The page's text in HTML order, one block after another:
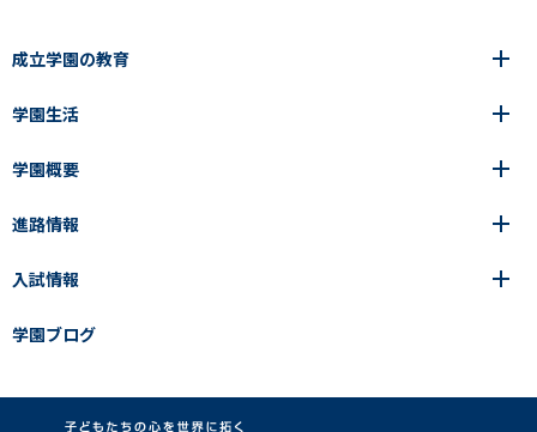
成立学園の教育
6年間の一貫教育
中学校
高等学校
成立メソッド
教科指導の特徴
卒業生の声
中学校
成立メソッド
卒業生の声
成立学園ならではの教育
見える学力×見えない学力
学園生活
年間行事
施設紹介
制服
学園ブログ
学園概要
学園の歩み
アクセス
進路情報
進路・進学
入試情報
中学入試Q&A
入試結果
学園ブログ